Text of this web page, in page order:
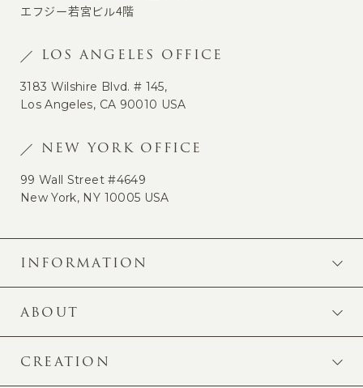
エフジー若宮ビル4階
LOS ANGELES OFFICE
3183 Wilshire Blvd. # 145,
Los Angeles, CA 90010 USA
NEW YORK OFFICE
99 Wall Street #4649
New York, NY 10005 USA
INFORMATION
ABOUT
CREATION